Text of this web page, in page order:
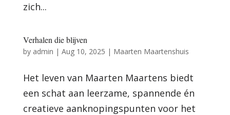
zich...
Verhalen die blijven
by admin | Aug 10, 2025 | Maarten Maartenshuis
Het leven van Maarten Maartens biedt
een schat aan leerzame, spannende én
creatieve aanknopingspunten voor het